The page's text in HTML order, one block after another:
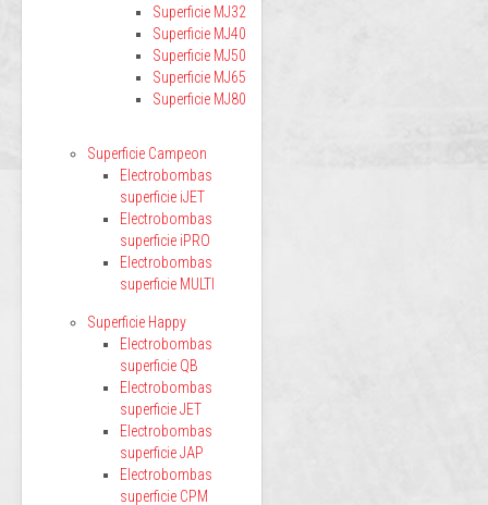
Superficie MJ32
Superficie MJ40
Superficie MJ50
Superficie MJ65
Superficie MJ80
Superficie Campeon
Electrobombas
superficie iJET
Electrobombas
superficie iPRO
Electrobombas
superficie MULTI
Superficie Happy
Electrobombas
superficie QB
Electrobombas
superficie JET
Electrobombas
superficie JAP
Electrobombas
superficie CPM